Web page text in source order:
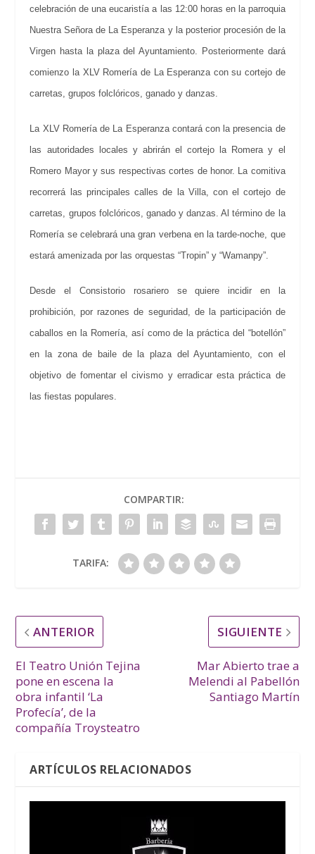
celebración de una eucaristía a las 12:00 horas en la parroquia
Nuestra Señora de La Esperanza y la posterior procesión de la
Virgen hasta la plaza del Ayuntamiento. Posteriormente dará
comienzo la XLV Romería de La Esperanza con su cortejo de
carretas, grupos folclóricos, ganado y danzas.
La XLV Romería de La Esperanza contará con la presencia de
las autoridades locales y abrirán el cortejo la Romera y el
Romero Mayor y sus respectivas cortes de honor. La comitiva
recorrerá las principales calles de la Villa, con el cortejo de
carretas, grupos folclóricos, ganado y danzas. Al término de la
Romería se celebrará una gran verbena en la tarde-noche, que
estará amenizada por las orquestas “Tropin” y “Wamanpy”.
Desde el Consistorio rosariero se quiere incidir en la
prohibición, por razones de seguridad, de la participación de
caballos en la Romería, así como de la práctica del “botellón”
en la zona de baile de la plaza del Ayuntamiento, con el
objetivo de fomentar el civismo y erradicar esta práctica de
las fiestas populares.
COMPARTIR:
TARIFA:
ANTERIOR
El Teatro Unión Tejina
pone en escena la
obra infantil ‘La
Profecía’, de la
compañía Troysteatro
SIGUIENTE
Mar Abierto trae a
Melendi al Pabellón
Santiago Martín
ARTÍCULOS RELACIONADOS